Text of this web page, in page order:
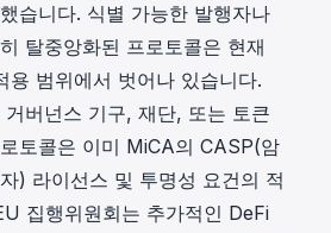
습니다. 식별 가능한 발행자나
탈중앙화된 프로토콜은 현재
용 범위에서 벗어나 있습니다.
버넌스 기구, 재단, 또는 토큰
토콜은 이미 MiCA의 CASP(암
) 라이선스 및 투명성 요건의 적
집행위원회는 추가적인 DeFi